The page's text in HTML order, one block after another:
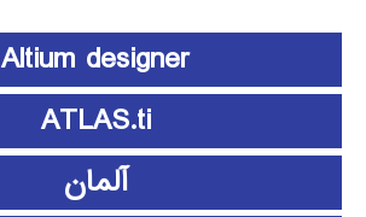
Altium designer
ATLAS.ti
آلمان